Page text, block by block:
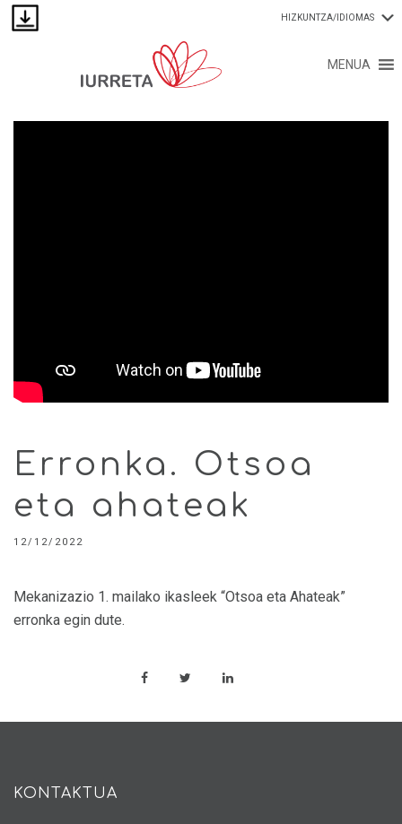
HIZKUNTZA/IDIOMAS
MENUA
Erronka. Otsoa
eta ahateak
12/12/2022
Mekanizazio 1. mailako ikasleek “Otsoa eta Ahateak”
erronka egin dute.
KONTAKTUA